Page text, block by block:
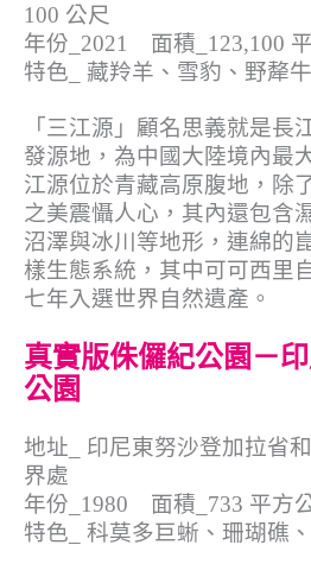
100 公尺
年份_2021 面積_123,100
特色_ 藏羚羊、雪豹、野犛牛
「三江源」顧名思義就是長
發源地，為中國大陸境內最
江源位於青藏高原腹地，除
之美震懾人心，其內還包含
沼澤與冰川等地形，連綿的
樣生態系統，其中可可西里
七年入選世界自然遺產。
真實版侏儸紀公園－
公園
地址_ 印尼東努沙登加拉省
界處
年份_1980 面積_733 平方
特色_ 科莫多巨蜥、珊瑚礁